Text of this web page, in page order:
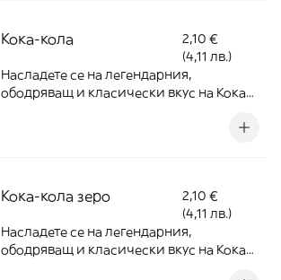
Кока-кола
2,10 €
(4,11 лв.)
Насладете се на легендарния,
ободряващ и класически вкус на Кока
Кока-кола зеро
2,10 €
(4,11 лв.)
Насладете се на легендарния,
ободряващ и класически вкус на Кока